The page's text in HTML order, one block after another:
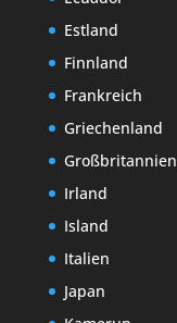
Estland
Finnland
Frankreich
Griechenland
Großbritannien
Irland
Island
Italien
Japan